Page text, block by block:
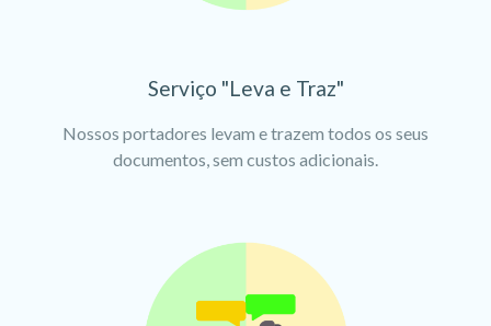
Serviço "Leva e Traz"
Nossos portadores levam e trazem todos os seus
documentos, sem custos adicionais.